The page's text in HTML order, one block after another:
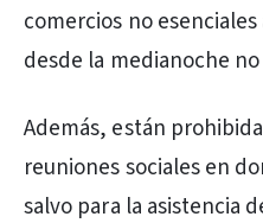
comercios no
desde la medianoche
Además, están
reuniones sociales en
salvo para la asistencia